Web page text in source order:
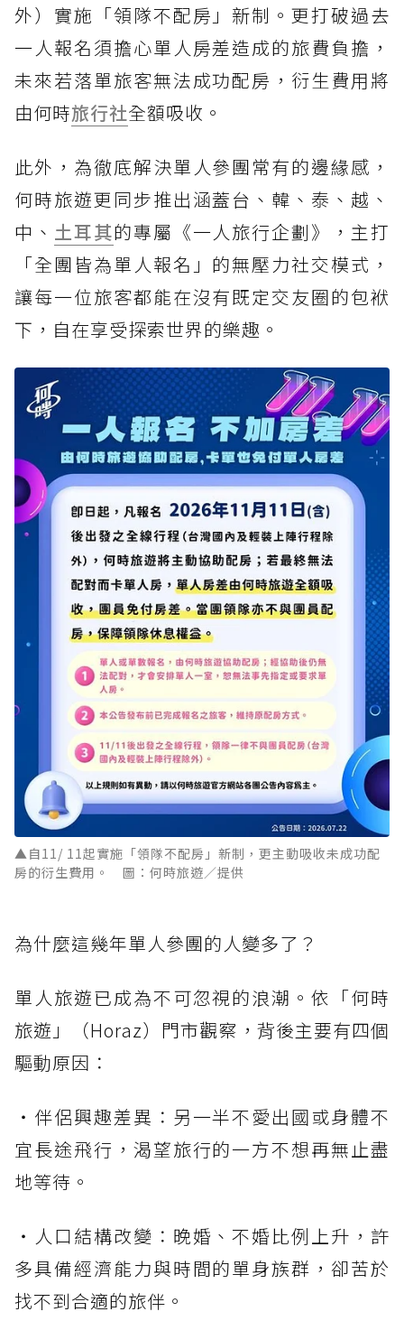
外）實施「領隊不配房」新制。更打破過去
一人報名須擔心單人房差造成的旅費負擔，
未來若落單旅客無法成功配房，衍生費用將
由何時旅行社全額吸收。
此外，為徹底解決單人參團常有的邊緣感，
何時旅遊更同步推出涵蓋台、韓、泰、越、
中、 土耳其的專屬《一人旅行企劃》，主打
「全團皆為單人報名」的無壓力社交模式，
讓每一位旅客都能在沒有既定交友圈的包袱
下，自在享受探索世界的樂趣。
▲自11/ 11起實施「領隊不配房」新制，更主動吸收未成功配
房的衍生費用。 圖：何時旅遊／提供
為什麼這幾年單人參團的人變多了？
單人旅遊已成為不可忽視的浪潮。依「何時
旅遊」（Horaz）門市觀察，背後主要有四個
驅動原因：
・伴侶興趣差異：另一半不愛出國或身體不
宜長途飛行，渴望旅行的一方不想再無止盡
地等待。
・人口結構改變：晚婚、不婚比例上升，許
多具備經濟能力與時間的單身族群，卻苦於
找不到合適的旅伴。